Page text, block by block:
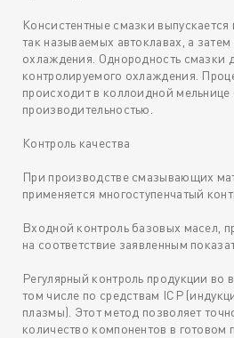
Консистентные смазки
так называемых автоклавах, а
охлаждения. Однородность смазки
контролируемого охлаждения.
происходит в коллоидной
производительностью.
Контроль качества
При производстве смазывающих
применяется многоступенчатый
Входной контроль базовых масел,
на соответствие заявленным
Регулярный контроль продукции во
том числе по средствам ICP
плазмы). Этот метод позволяет
количество компонентов в готовом